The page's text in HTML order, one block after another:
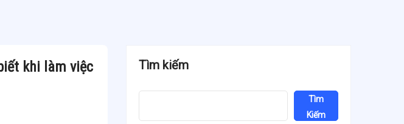
khi làm việc
Tìm kiếm
Tìm
Kiếm